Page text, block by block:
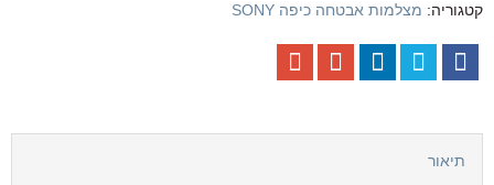
קטגוריה: מצלמות אבטחה כיפה SONY
תיאור